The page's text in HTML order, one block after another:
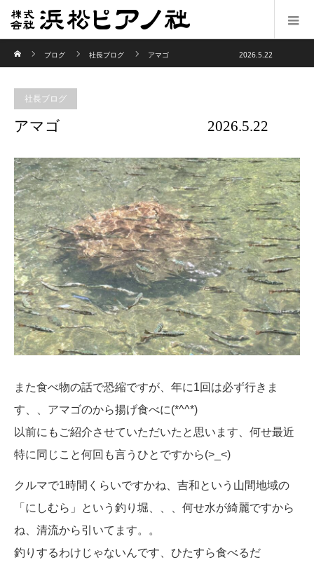
ブログ
社長ブログ アマゴ 2026.5.22
社長ブログ
アマゴ 2026.5.22
また食べ物の話で恐縮ですが、年に1回は必ず行きま
す、、アマゴのから揚げ食べに(*^^*)
以前にもご紹介させていただいたと思います、何せ最近
特に同じこと何回も言うひとですから(>_<)
クルマで1時間くらいですかね、吉和という山間地域の
「にしむら」という釣り堀、、、何せ水が綺麗ですから
ね、清流から引いてます。。
釣りするわけじゃないんです、ひたすら食べるだ